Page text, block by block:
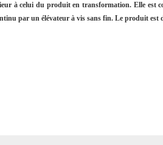
à celui du produit en transformation. Elle est
par un élévateur à vis sans fin. Le produit est